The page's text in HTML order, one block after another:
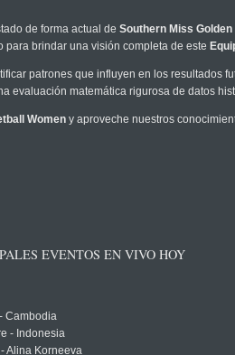
de forma actual de Southern Miss
brindar una visión completa de este
patrones que influyen en los resultados
evaluación matemática rigurosa de datos
Women y aproveche nuestros
EVENTOS EN VIVO HOY
Cambodia
- Indonesia
- Alina Korneeva